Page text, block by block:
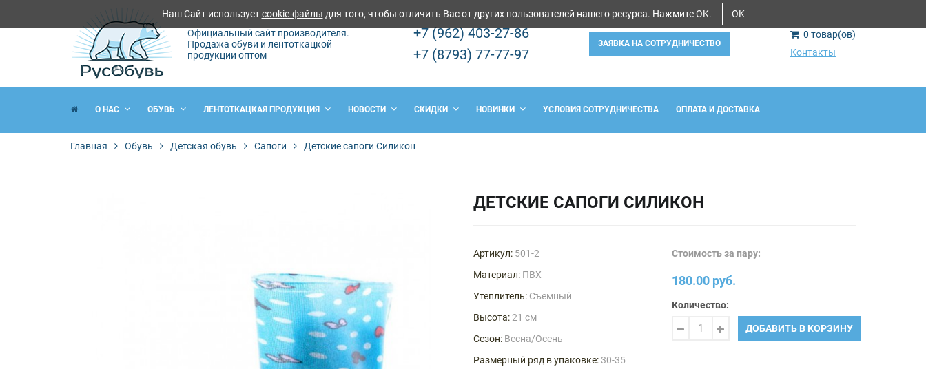
Официальный сайт производителя.
Продажа обуви и лентоткацкой
продукции оптом
+7 (962) 403-27-86
+7 (8793) 77-77-97
ЗАЯВКА НА СОТРУДНИЧЕСТВО
0 товар(ов)
Контакты
О НАС ОБУВЬ ЛЕНТОТКАЦКАЯ ПРОДУКЦИЯ НОВОСТИ СКИДКИ НОВИНКИ УСЛОВИЯ СОТРУДНИЧЕСТВА ОПЛАТА И ДОСТАВКА
Главная Обувь Детская обувь Сапоги Детские сапоги Силикон
ДЕТСКИЕ САПОГИ СИЛИКОН
Артикул: 501-2
Материал: ПВХ
Утеплитель: Съемный
Высота:21 см
Сезон: Весна/Осень
Размерный ряд в упаковке: 30-35
Стоимость за пару:
180.00 руб.
Количество:
ДОБАВИТЬ В КОРЗИНУ
Наш Сайт используетcookie-файлы для того, чтобы отличить Вас от других пользователей нашего ресурса. Нажмите OK. OK